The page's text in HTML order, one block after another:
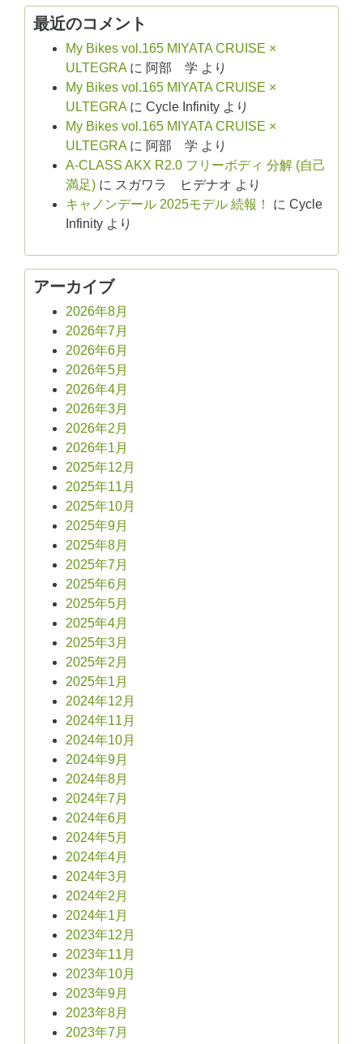
最近のコメント
My Bikes vol.165 MIYATA CRUISE ×
ULTEGRAに 阿部 学 より
My Bikes vol.165 MIYATA CRUISE ×
ULTEGRAに Cycle Infinity より
My Bikes vol.165 MIYATA CRUISE ×
ULTEGRAに 阿部 学 より
A-CLASS AKX R2.0 フリーボディ 分解 (自己
満足) に スガワラ ヒデナオ より
キャノンデール 2025モデル 続報！
に Cycle
Infinity より
アーカイブ
2026年8月
2026年7月
2026年6月
2026年5月
2026年4月
2026年3月
2026年2月
2026年1月
2025年12月
2025年11月
2025年10月
2025年9月
2025年8月
2025年7月
2025年6月
2025年5月
2025年4月
2025年3月
2025年2月
2025年1月
2024年12月
2024年11月
2024年10月
2024年9月
2024年8月
2024年7月
2024年6月
2024年5月
2024年4月
2024年3月
2024年2月
2024年1月
2023年12月
2023年11月
2023年10月
2023年9月
2023年8月
2023年7月